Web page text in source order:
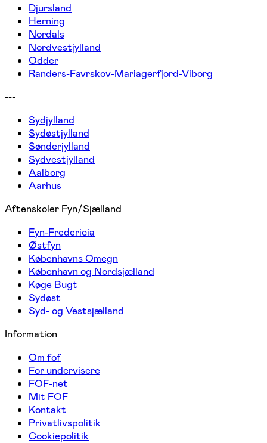
Djursland
Herning
Nordals
Nordvestjylland
Odder
Randers-Favrskov-Mariagerfjord-Viborg
---
Sydjylland
Sydøstjylland
Sønderjylland
Sydvestjylland
Aalborg
Aarhus
Aftenskoler Fyn/Sjælland
Fyn-Fredericia
Østfyn
Københavns Omegn
København og Nordsjælland
Køge Bugt
Sydøst
Syd- og Vestsjælland
Information
Om fof
For undervisere
FOF-net
Mit FOF
Kontakt
Privatlivspolitik
Cookiepolitik